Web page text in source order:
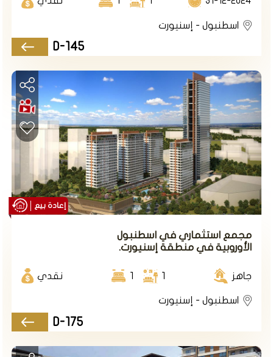
التذاكر أو استخدام بطاقات النقل الإلكترونية. توجد في
أسنيورت عدة خطوط للباصات العامة تربطها بمناطق مثل
الدلموش: هو خط حافلات صغيرة تعمل على السطح وتصل بين
الأحياء القريبة في اسطنبول. تتميز الدلموش بسرعتها ورخصها
ومرونتها، حيث يمكن للركاب النزول والصعود في أي نقطة
على الطريق. توجد في أسنيورت عدة خطوط للدلموش تربطها
بأحياء مثل كوشوك تشكمجة ومراد باشا وكازلي تشيشمة
وغيرها4
.
العقارات و الشقق في اسنيورت
اسطنبول - إسنيورت
D-145
مجمع استثماري في اسطنبول
الأوروبية في منطقة إسنيورت.
جاهز 1
1 نقدي
اسطنبول - إسنيورت
D-175